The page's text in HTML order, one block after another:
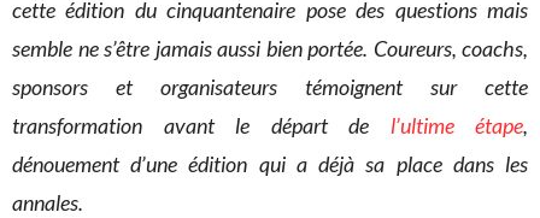
cette édition du cinquantenaire pose des questions mais
semble ne s’être jamais aussi bien portée. Coureurs, coachs,
sponsors et organisateurs témoignent sur cette
transformation avant le départ de l’ultime étape,
dénouement d’une édition qui a déjà sa place dans les
annales.